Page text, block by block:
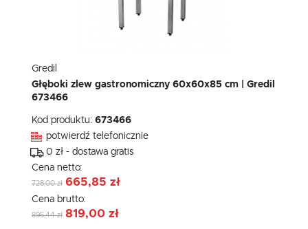
Gredil
Głęboki zlew gastronomiczny 60x60x85 cm | Gredil
673466
Kod produktu: 673466
potwierdź telefonicznie
0 zł - dostawa gratis
Cena netto:
728,00 zł 665,85 zł
Cena brutto:
895,44 zł 819,00 zł